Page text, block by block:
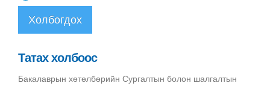
Холбогдох
Татах холбоос
Бакалаврын хөтөлбөрийн Сургалтын болон шалгалтын